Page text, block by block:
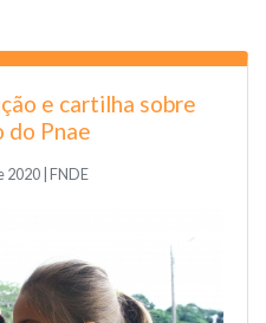
e cartilha sobre
do Pnae
2020 | FNDE